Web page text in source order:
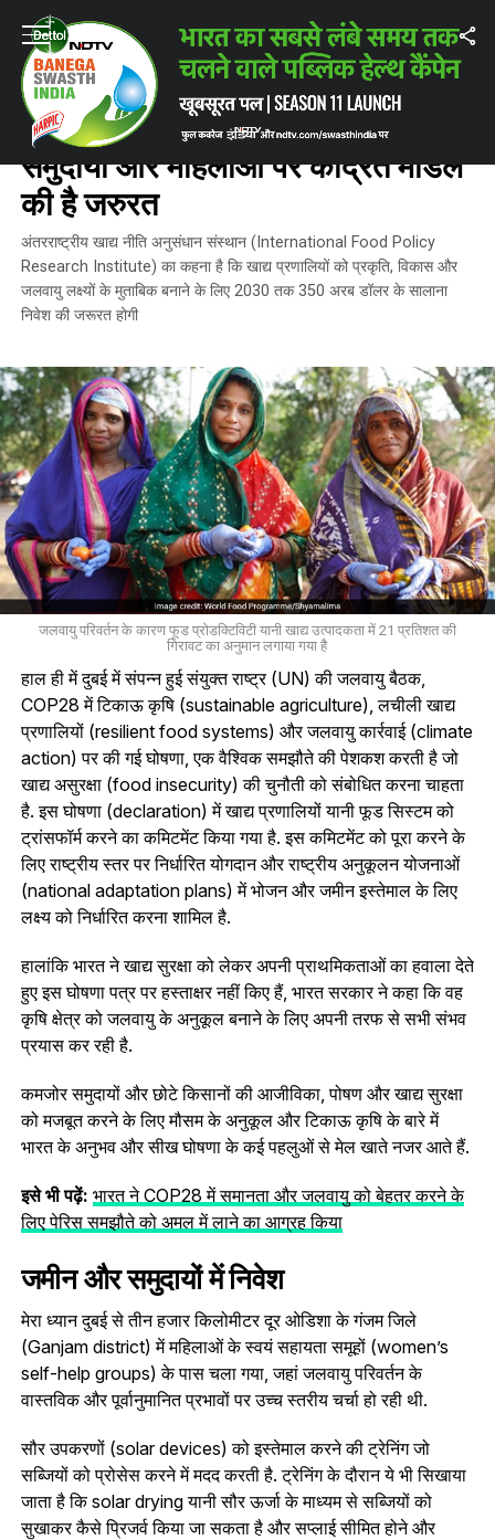
Home / विशेषज्ञों के ब्लॉग ओपिनियन: फूड सिक्योरिटी के लिए समुदायों और
विशेषज्ञों के ब्लॉग
ओपिनियन: फूड सिक्योरिटी के लिए
समुदायों और महिलाओं पर केंद्रित मॉडल
की है जरुरत
अंतरराष्ट्रीय खाद्य नीति अनुसंधान संस्थान (International Food Policy
Research Institute) का कहना है कि खाद्य प्रणालियों को प्रकृति, विकास और
जलवायु लक्ष्यों के मुताबिक बनाने के लिए 2030 तक 350 अरब डॉलर के सालाना
निवेश की जरूरत होगी
जलवायु परिवर्तन के कारण फूड प्रोडक्टिविटी यानी खाद्य उत्पादकता में 21 प्रतिशत की
गिरावट का अनुमान लगाया गया है
हाल ही में दुबई में संपन्न हुई संयुक्त राष्ट्र (UN) की जलवायु बैठक,
COP28 में टिकाऊ कृषि (sustainable agriculture), लचीली खाद्य
प्रणालियों (resilient food systems) और जलवायु कार्रवाई (climate
action) पर की गई घोषणा, एक वैश्विक समझौते की पेशकश करती है जो
खाद्य असुरक्षा (food insecurity) की चुनौती को संबोधित करना चाहता
है. इस घोषणा (declaration) में खाद्य प्रणालियों यानी फूड सिस्टम को
ट्रांसफॉर्म करने का कमिटमेंट किया गया है. इस कमिटमेंट को पूरा करने के
लिए राष्ट्रीय स्तर पर निर्धारित योगदान और राष्ट्रीय अनुकूलन योजनाओं
(national adaptation plans) में भोजन और जमीन इस्तेमाल के लिए
लक्ष्य को निर्धारित करना शामिल है.
हालांकि भारत ने खाद्य सुरक्षा को लेकर अपनी प्राथमिकताओं का हवाला देते
हुए इस घोषणा पत्र पर हस्ताक्षर नहीं किए हैं, भारत सरकार ने कहा कि वह
कृषि क्षेत्र को जलवायु के अनुकूल बनाने के लिए अपनी तरफ से सभी संभव
प्रयास कर रही है.
कमजोर समुदायों और छोटे किसानों की आजीविका, पोषण और खाद्य सुरक्षा
को मजबूत करने के लिए मौसम के अनुकूल और टिकाऊ कृषि के बारे में
भारत के अनुभव और सीख घोषणा के कई पहलुओं से मेल खाते नजर आते हैं.
इसे भी पढ़ें: भारत ने COP28 में समानता और जलवायु को बेहतर करने के
लिए पेरिस समझौते को अमल में लाने का आग्रह किया
जमीन और समुदायों में निवेश
मेरा ध्यान दुबई से तीन हजार किलोमीटर दूर ओडिशा के गंजम जिले
(Ganjam district) में महिलाओं के स्वयं सहायता समूहों (women’s
self-help groups) के पास चला गया, जहां जलवायु परिवर्तन के
वास्तविक और पूर्वानुमानित प्रभावों पर उच्च स्तरीय चर्चा हो रही थी.
सौर उपकरणों (solar devices) को इस्तेमाल करने की ट्रेनिंग जो
सब्जियों को प्रोसेस करने में मदद करती है. ट्रेनिंग के दौरान ये भी सिखाया
जाता है कि solar drying यानी सौर ऊर्जा के माध्यम से सब्जियों को
सुखाकर कैसे प्रिजर्व किया जा सकता है और सप्लाई सीमित होने और